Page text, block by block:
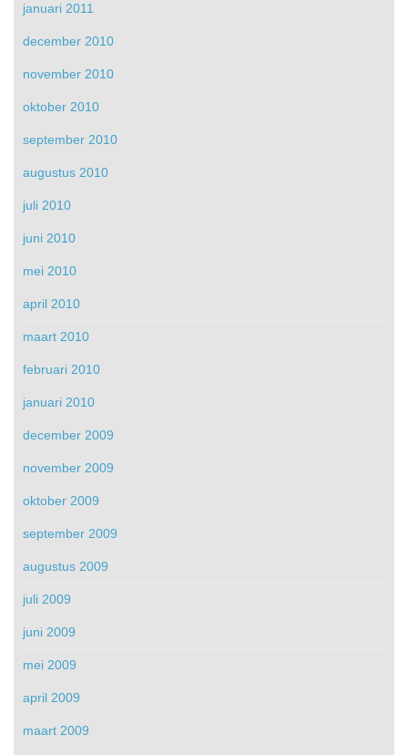
januari 2011
december 2010
november 2010
oktober 2010
september 2010
augustus 2010
juli 2010
juni 2010
mei 2010
april 2010
maart 2010
februari 2010
januari 2010
december 2009
november 2009
oktober 2009
september 2009
augustus 2009
juli 2009
juni 2009
mei 2009
april 2009
maart 2009